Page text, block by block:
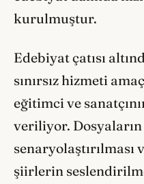
kurulmuştur.
Edebiyat çatısı
sınırsız hizmeti
eğitimci ve
veriliyor. Dosyaların
senaryolaştırılması
şiirlerin